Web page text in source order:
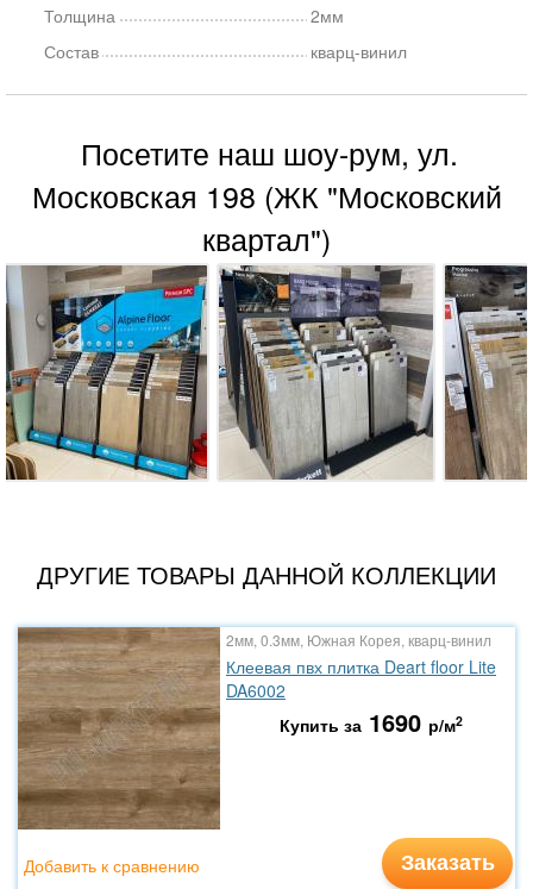
Толщина
2мм
Состав
кварц-винил
Посетите наш шоу-рум, ул.
Московская 198 (ЖК "Московский
квартал")
ДРУГИЕ ТОВАРЫ ДАННОЙ КОЛЛЕКЦИИ
2мм, 0.3мм, Южная Корея, кварц-винил
Клеевая пвх плитка Deart floor Lite
DA6002
Купить за 1690 р/м2
Заказать
Добавить к сравнению